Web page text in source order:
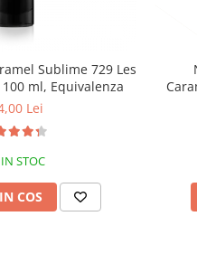
Sublime 729 Les
ml, Equivalenza
Lei
IN STOC
COS